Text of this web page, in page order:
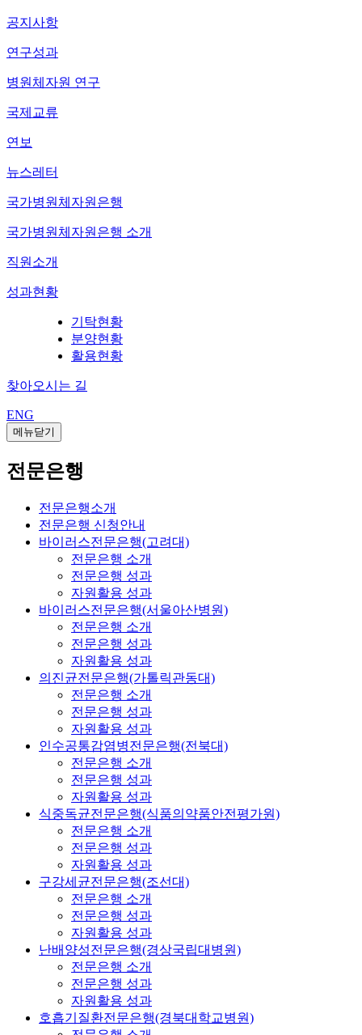
공지사항
연구성과
병원체자원 연구
국제교류
연보
뉴스레터
국가병원체자원은행
국가병원체자원은행 소개
직원소개
성과현황
기탁현황
분양현황
활용현황
찾아오시는 길
ENG
메뉴닫기
전문은행
전문은행소개
전문은행 신청안내
바이러스전문은행(고려대)
전문은행 소개
전문은행 성과
자원활용 성과
바이러스전문은행(서울아산병원)
전문은행 소개
전문은행 성과
자원활용 성과
의진균전문은행(가톨릭관동대)
전문은행 소개
전문은행 성과
자원활용 성과
인수공통감염병전문은행(전북대)
전문은행 소개
전문은행 성과
자원활용 성과
식중독균전문은행(식품의약품안전평가원)
전문은행 소개
전문은행 성과
자원활용 성과
구강세균전문은행(조선대)
전문은행 소개
전문은행 성과
자원활용 성과
난배양성전문은행(경상국립대병원)
전문은행 소개
전문은행 성과
자원활용 성과
호흡기질환전문은행(경북대학교병원)